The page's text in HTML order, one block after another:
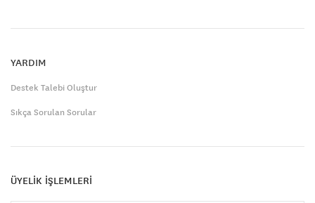
YARDIM
Destek Talebi Oluştur
Sıkça Sorulan Sorular
ÜYELİK İŞLEMLERİ